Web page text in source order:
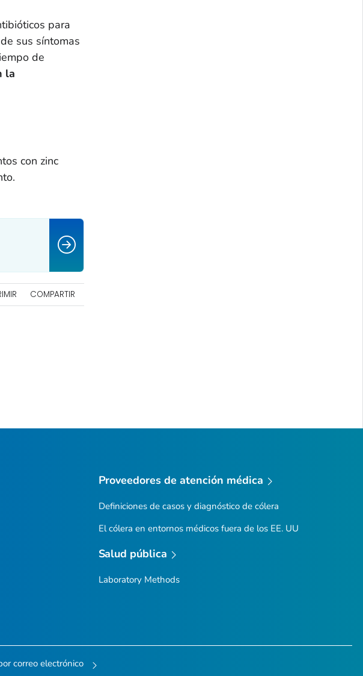
para
sus síntomas
de
la
con zinc
COMPARTIR
Proveedores de atención médica
Definiciones de casos y diagnóstico de cólera
El cólera en entornos médicos fuera de los EE. UU
Salud pública
Laboratory Methods
correo electrónico